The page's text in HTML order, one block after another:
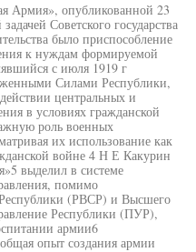
Армия», опубликованной 23
Советского государства
было приспособление
к нуждам формируемой
с июля 1919 г
Силами Республики,
центральных и
в условиях гражданской
роль военных
их использование как
войне 4 Н Е Какурин
выделил в системе
помимо
(РВСР) и Высшего
Республики (ПУР),
армии6
опыт создания армии